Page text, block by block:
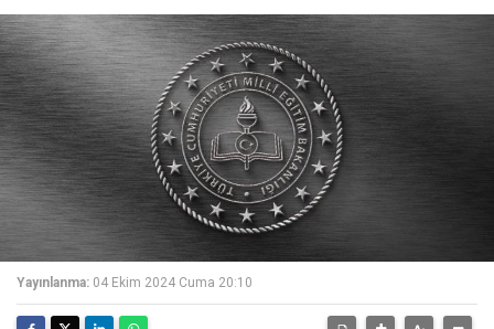
Yayınlanma: 04 Ekim 2024 Cuma 20:10